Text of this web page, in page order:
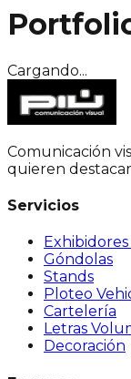
Cargando...
Comunicación
quieren
Servicios
Góndolas
Stands
Ploteo
Cartelería
Letras
Decoración